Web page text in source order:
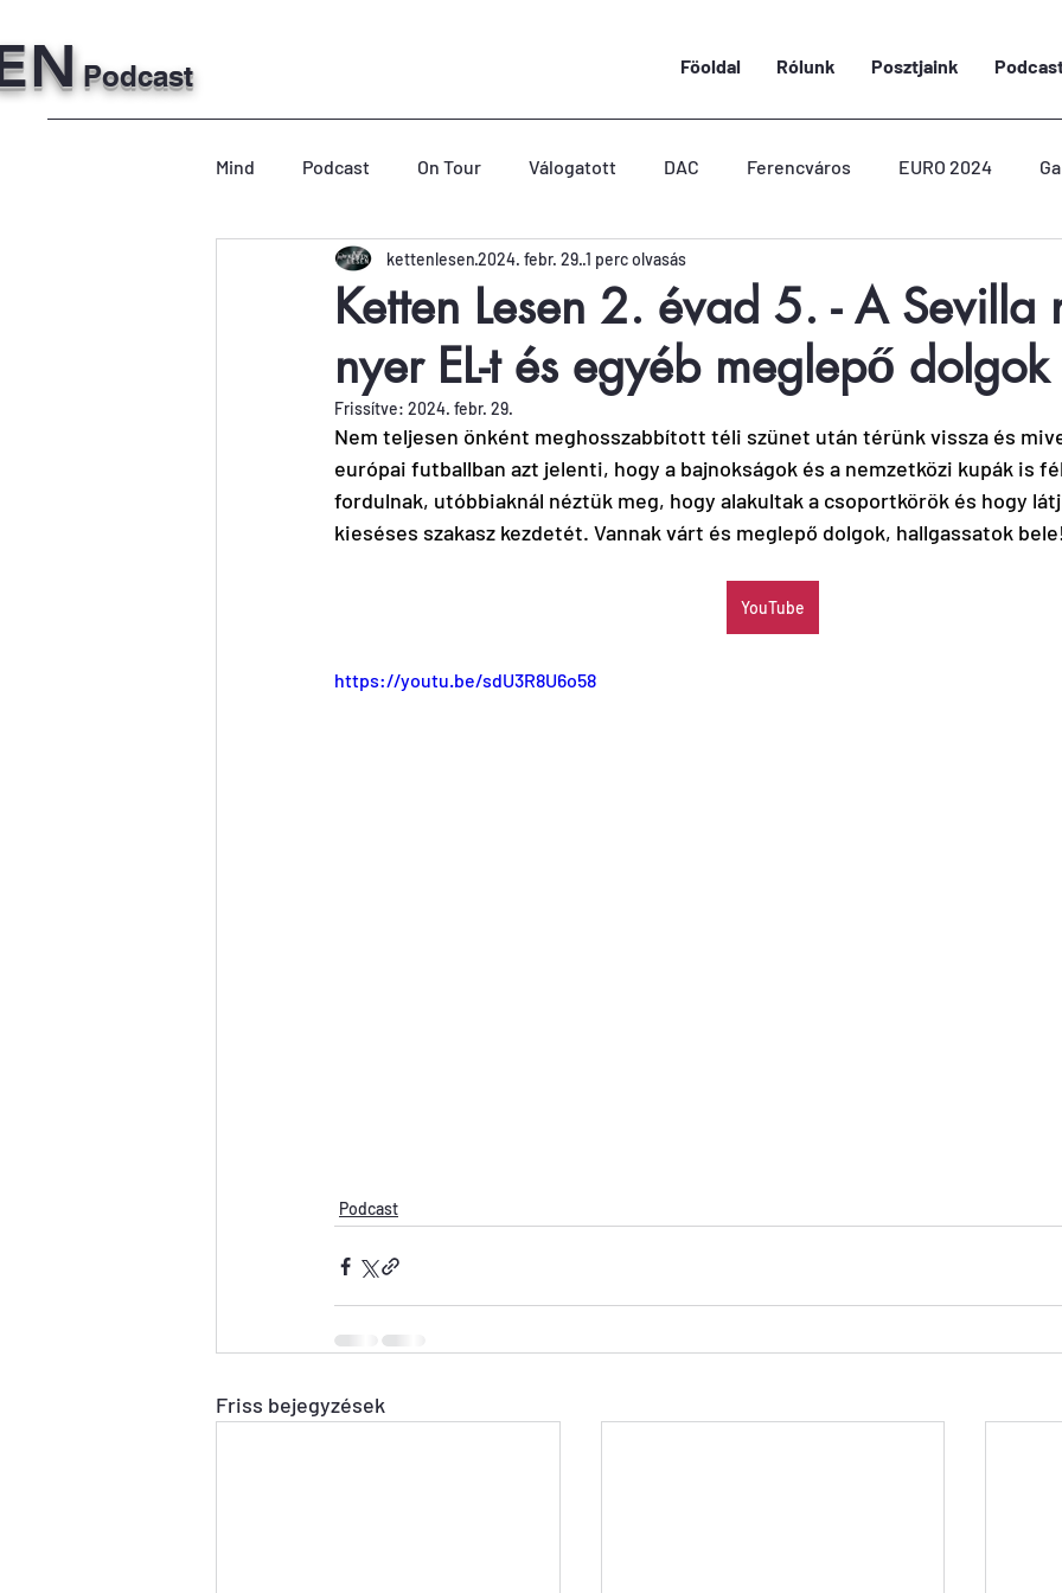
Föoldal Rólunk Posztjaink
Podcast
Mind Podcast On Tour Válogatott DAC Ferencváros EURO 2024
Ketten Lesen 2. évad 5. - A Sevilla
nyer EL-t és egyéb meglepő dolgok
kettenlesen2024. febr. 29.1 perc olvasás
Frissítve: 2024. febr. 29.
Nem teljesen önként meghosszabbított téli szünet után térünk vissza és
európai futballban azt jelenti, hogy a bajnokságok és a nemzetközi kupák is
fordulnak, utóbbiaknál néztük meg, hogy alakultak a csoportkörök és hogy
kieséses szakasz kezdetét. Vannak várt és meglepő dolgok, hallgassatok
YouTube
https://youtu.be/sdU3R8U6o58
Podcast
Friss bejegyzések